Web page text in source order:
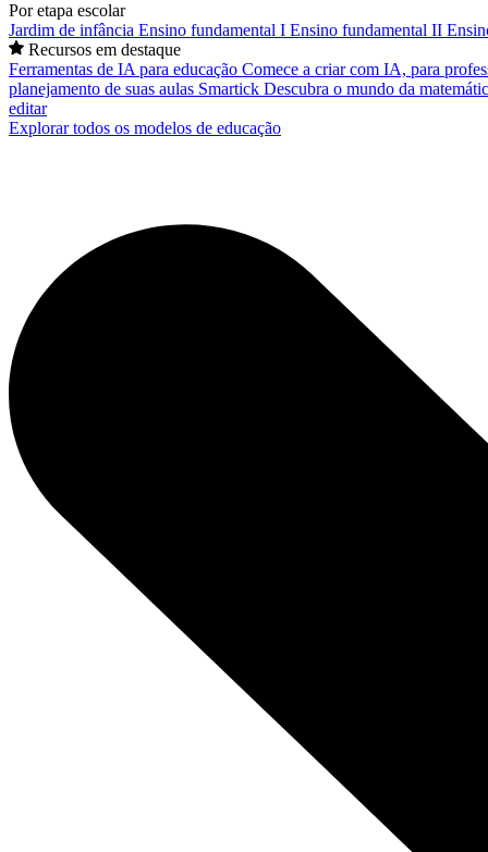
Por etapa escolar
Jardim de infância Ensino fundamental I Ensino fundamental II
Recursos em destaque
Ferramentas de IA para educação Comece a criar com IA, para
planejamento de suas aulas Smartick Descubra o mundo da
editar
Explorar todos os modelos de educação